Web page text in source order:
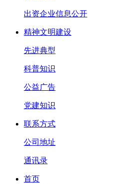
出资企业信息公开
精神文明建设
先进典型
科普知识
公益广告
党建知识
联系方式
公司地址
通讯录
首页